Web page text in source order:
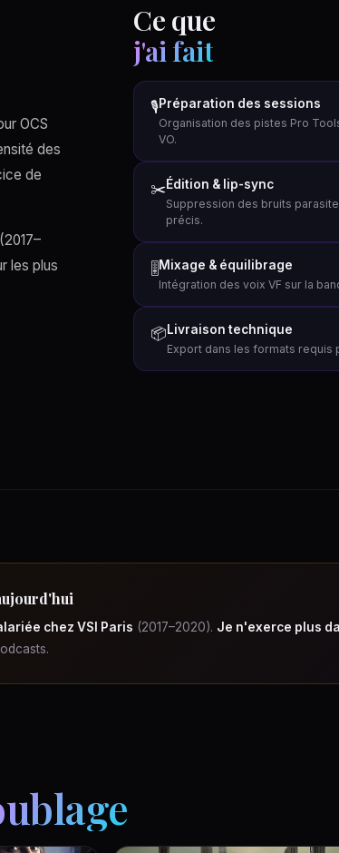
OCS
des
de
(2017–
les plus
Ce que
j'ai fait
🎙Préparation des sessions
Organisation des pistes Pro
VO.
✂️Édition & lip-sync
Suppression des bruits
précis.
🎚 Mixage & équilibrage
Intégration des voix VF sur la
📦Livraison technique
Export dans les formats requis
chez VSI Paris (2017–2020). Je n'exerce plus